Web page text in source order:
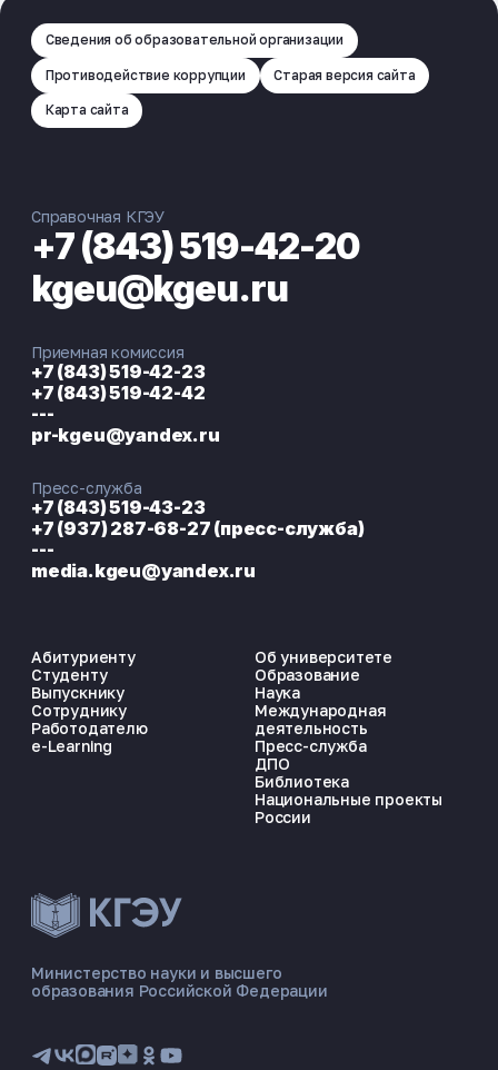
ЭНЕРГОКОД — ПОМОЩНИК КГЭУ
📋 Приёмная комиссия
🏠 Общежитие
Сведения об образовательной организации
Противодействие коррупции Старая версия сайта
Карта сайта
Министерство науки и высшего
образования Российской Федерации
Абитуриенту
Студенту
Выпускнику
Сотруднику
Работодателю
e-Learning
Об университете
Образование
Наука
Международная
деятельность
Пресс-служба
ДПО
Библиотека
Национальные проекты
России
Справочная КГЭУ
+7 (843) 519-42-20
kgeu@kgeu.ru
Приемная комиссия
+7 (843) 519-42-23
+7 (843) 519-42-42
---
pr-kgeu@yandex.ru
Пресс-служба
+7 (843) 519-43-23
+7 (937) 287-68-27 (пресс-служба)
---
media.kgeu@yandex.ru